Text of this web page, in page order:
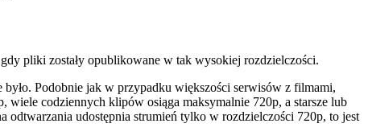
pliki zostały opublikowane w tak wysokiej rozdzielczości.
Podobnie jak w przypadku większości serwisów z filmami,
wiele codziennych klipów osiąga maksymalnie 720p, a starsze lub
udostępnia strumień tylko w rozdzielczości 720p, to jest